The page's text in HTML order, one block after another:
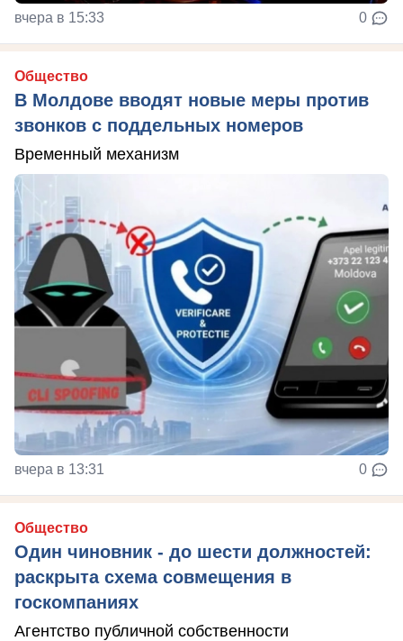
вчера в 15:33 0
Общество
В Молдове вводят новые меры против
звонков с поддельных номеров
Временный механизм
вчера в 13:31 0
Общество
Один чиновник - до шести должностей:
раскрыта схема совмещения в
госкомпаниях
Агентство публичной собственности